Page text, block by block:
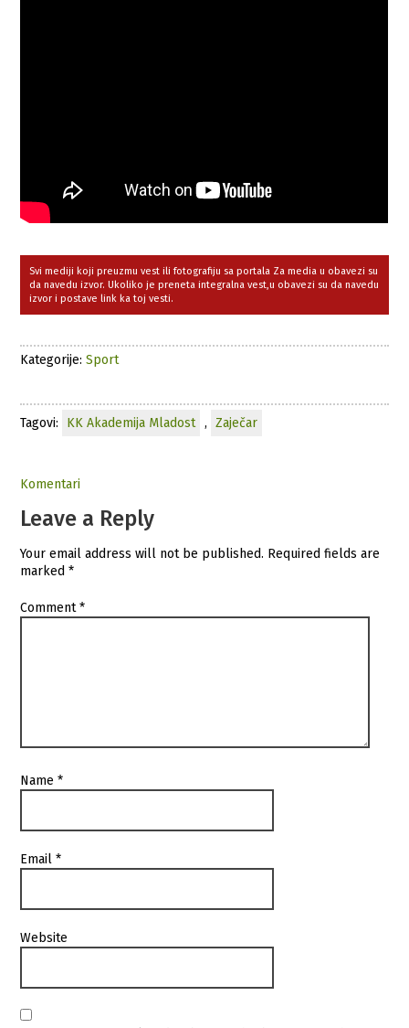
Svi mediji koji preuzmu vest ili fotografiju sa portala Za media u obavezi su
da navedu izvor. Ukoliko je preneta integralna vest,u obavezi su da navedu
izvor i postave link ka toj vesti.
Kategorije:Sport
Tagovi: KK Akademija Mladost , Zaječar
Komentari
Leave a Reply
Your email address will not be published. Required fields are
marked*
Comment*
Name*
Email*
Website